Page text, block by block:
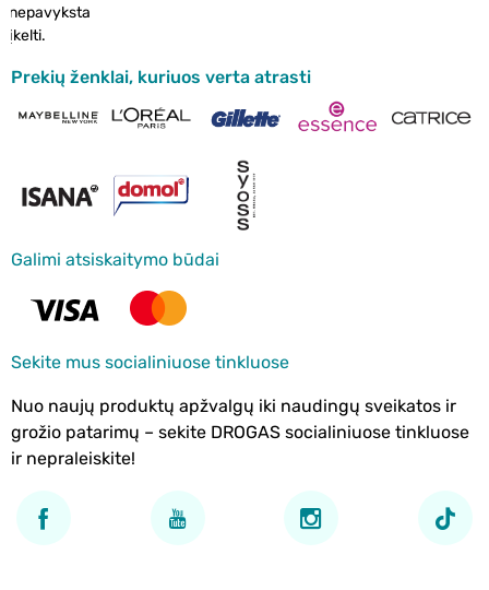
nepavyksta
įkelti.
Prekių ženklai, kuriuos verta atrasti
Galimi atsiskaitymo būdai
Sekite mus socialiniuose tinkluose
Nuo naujų produktų apžvalgų iki naudingų sveikatos ir
grožio patarimų – sekite DROGAS socialiniuose tinkluose
ir nepraleiskite!